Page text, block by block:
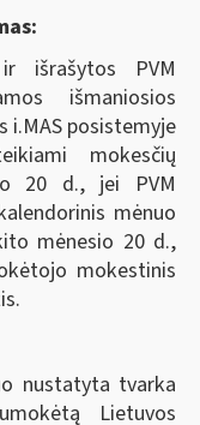
išrašytos PVM
išmaniosios
posistemyje
mokesčių
20 d., jei PVM
mėnuo
mėnesio 20 d.,
mokestinis
nustatyta tvarka
Lietuvos